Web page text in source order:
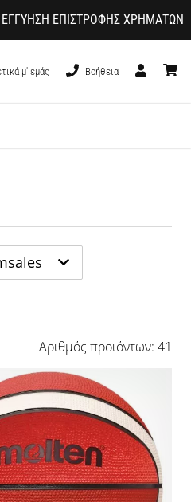
ΕΓΓΎΗΣΗ ΕΠΙΣΤΡΟΦΉΣ ΧΡΗΜΆΤΩΝ
μ' εμάς
Βοήθεια
Αριθµός προϊόντων: 41